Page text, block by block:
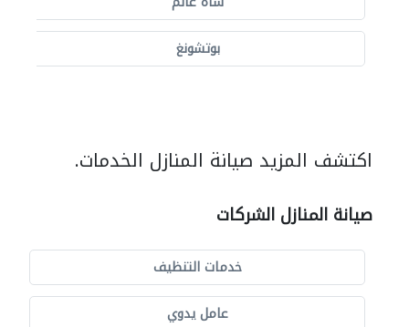
بوتشونغ
اكتشف المزيد صيانة المنازل الخدمات.
صيانة المنازل الشركات
خدمات التنظيف
عامل يدوي